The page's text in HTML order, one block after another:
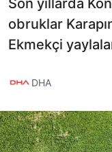
obruklar
Ekmekçi
DHA